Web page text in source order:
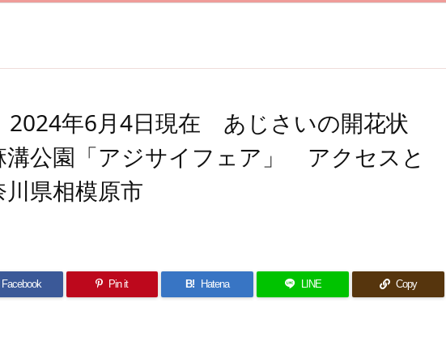
2024年6月4日現在 あじさいの開花状
公園「アジサイフェア」 アクセスと
県相模原市
Facebook Pin it B! Hatena LINE Copy